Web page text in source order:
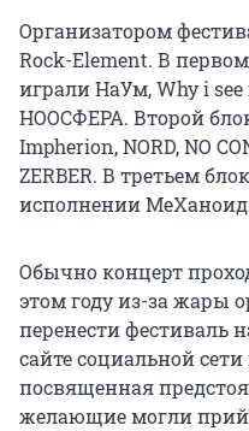
Организатором
Rock-Element. В
играли НаУм, Why i see
НООСФЕРА. Второй
Impherion, NORD, NO
ZERBER. В третьем
исполнении
Обычно концерт
этом году из-за жары
перенести фестиваль
сайте социальной
посвященная
желающие могли